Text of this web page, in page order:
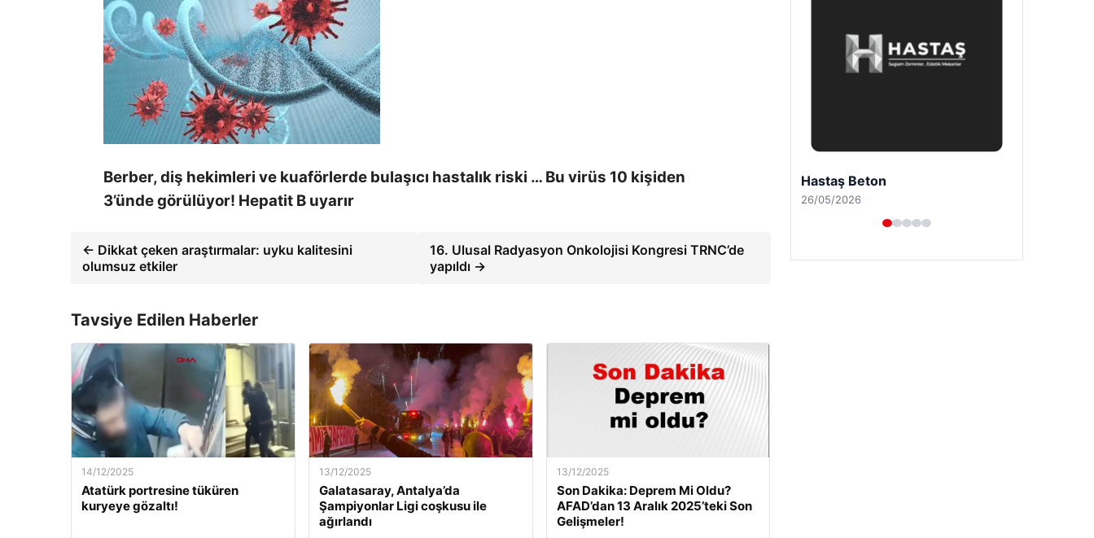
Berber, diş hekimleri ve kuaförlerde bulaşıcı hastalık riski … Bu virüs 10 kişiden
3’ünde görülüyor! Hepatit B uyarır
← Dikkat çeken araştırmalar: uyku kalitesini
olumsuz etkiler
16. Ulusal Radyasyon Onkolojisi Kongresi TRNC’de
yapıldı →
Tavsiye Edilen Haberler
14/12/2025
Atatürk portresine tüküren
kuryeye gözaltı!
13/12/2025
Galatasaray, Antalya’da
Şampiyonlar Ligi coşkusu ile
ağırlandı
13/12/2025
Son Dakika: Deprem Mi Oldu?
AFAD’dan 13 Aralık 2025’teki Son
Gelişmeler!
Enes Kaplan Avukatlık Bürosu
28/04/2026